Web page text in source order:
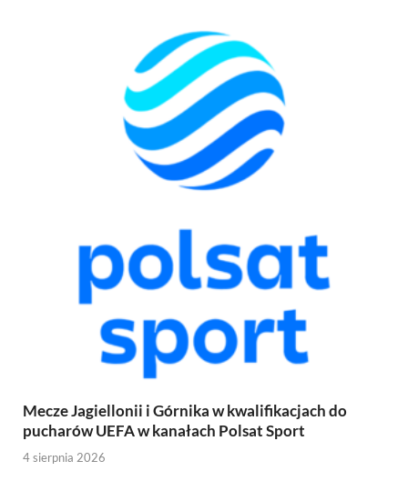
Mecze Jagiellonii i Górnika w kwalifikacjach do
pucharów UEFA w kanałach Polsat Sport
4 sierpnia 2026